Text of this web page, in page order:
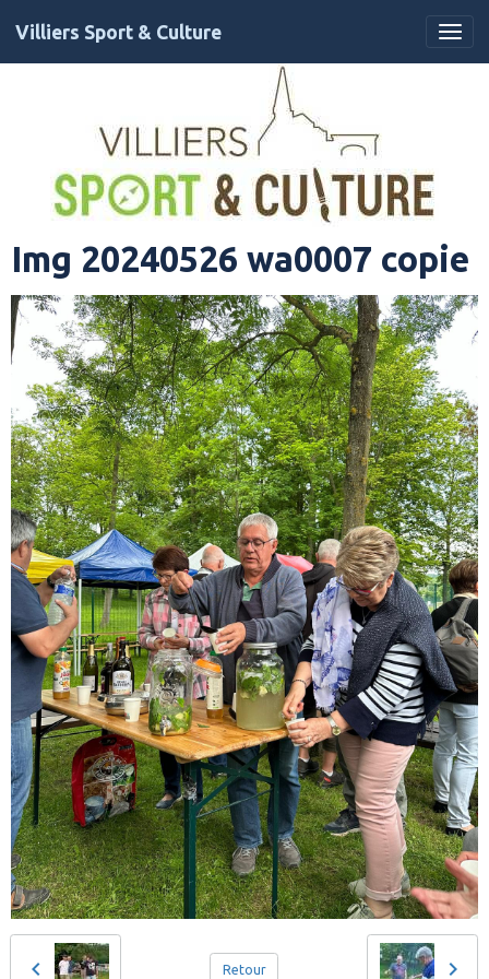
Villiers Sport & Culture
Img 20240526 wa0007 copie
Retour